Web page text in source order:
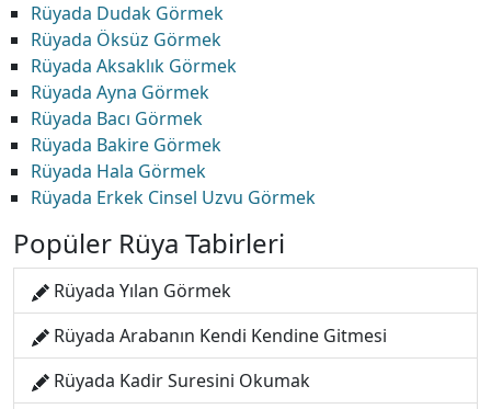
Rüyada Dudak Görmek
Rüyada Öksüz Görmek
Rüyada Aksaklık Görmek
Rüyada Ayna Görmek
Rüyada Bacı Görmek
Rüyada Bakire Görmek
Rüyada Hala Görmek
Rüyada Erkek Cinsel Uzvu Görmek
Popüler Rüya Tabirleri
Rüyada Yılan Görmek
Rüyada Arabanın Kendi Kendine Gitmesi
Rüyada Kadir Suresini Okumak